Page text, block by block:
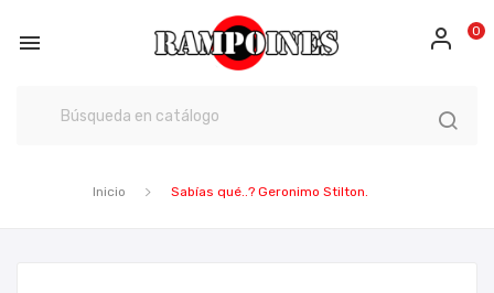
 0
Inicio Sabías qué..? Geronimo Stilton.